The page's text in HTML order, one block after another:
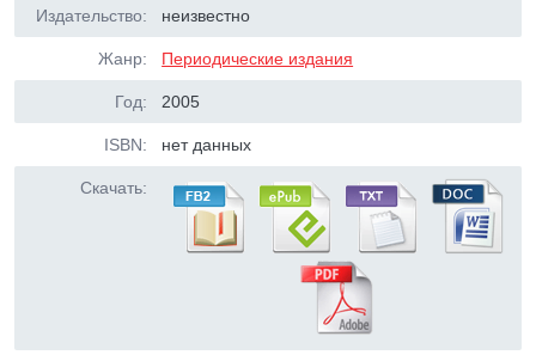
Издательство: неизвестно
Жанр: Периодические издания
Год: 2005
ISBN: нет данных
Скачать: